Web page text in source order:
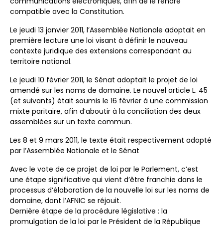
compatible avec la Constitution.
Le jeudi 13 janvier 2011, l’Assemblée Nationale adoptait en
première lecture une loi visant à définir le nouveau
contexte juridique des extensions correspondant au
territoire national.
Le jeudi 10 février 2011, le Sénat adoptait le projet de loi
amendé sur les noms de domaine. Le nouvel article L. 45
(et suivants) était soumis le 16 février à une commission
mixte paritaire, afin d’aboutir à la conciliation des deux
assemblées sur un texte commun.
Les 8 et 9 mars 2011, le texte était respectivement adopté
par l’Assemblée Nationale et le Sénat
Avec le vote de ce projet de loi par le Parlement, c’est
une étape significative qui vient d’être franchie dans le
processus d’élaboration de la nouvelle loi sur les noms de
domaine, dont l’AFNIC se réjouit.
Dernière étape de la procédure législative : la
promulgation de la loi par le Président de la République